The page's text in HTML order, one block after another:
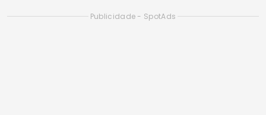
Publicidade - SpotAds